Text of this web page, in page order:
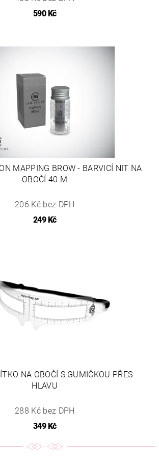
590 Kč
MAPPING BROW - BARVICÍ NIT NA
OBOČÍ 40 M
206 Kč bez DPH
249 Kč
NA OBOČÍ S GUMIČKOU PŘES
HLAVU
288 Kč bez DPH
349 Kč